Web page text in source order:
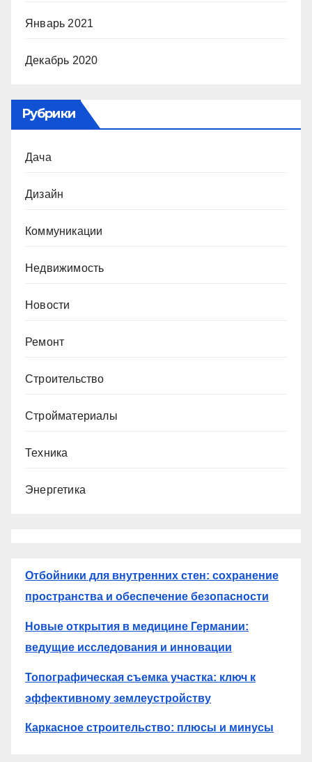
Январь 2021
Декабрь 2020
Рубрики
Дача
Дизайн
Коммуникации
Недвижимость
Новости
Ремонт
Строительство
Стройматериалы
Техника
Энергетика
Отбойники для внутренних стен: сохранение
пространства и обеспечение безопасности
Новые открытия в медицине Германии:
ведущие исследования и инновации
Топографическая съемка участка: ключ к
эффективному землеустройству
Каркасное строительство: плюсы и минусы